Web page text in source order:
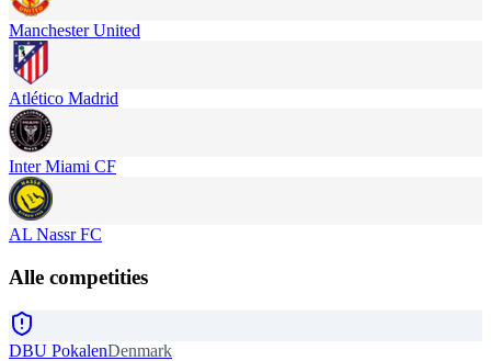
Manchester United
Atlético Madrid
Inter Miami CF
AL Nassr FC
Alle competities
DBU PokalenDenmark